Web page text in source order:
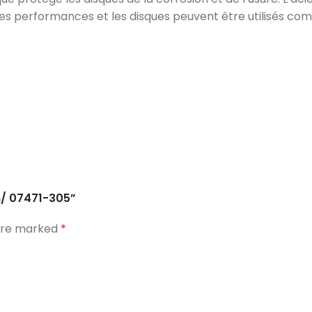
performances et les disques peuvent être utilisés
07471-305”
marked *